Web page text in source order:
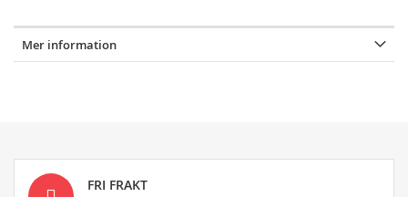
Mer information
FRI FRAKT